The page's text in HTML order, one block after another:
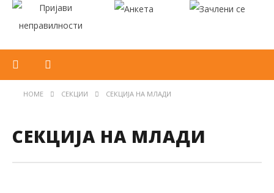
HOME СЕКЦИИ СЕКЦИЈА НА МЛАДИ
СЕКЦИЈА НА МЛАДИ